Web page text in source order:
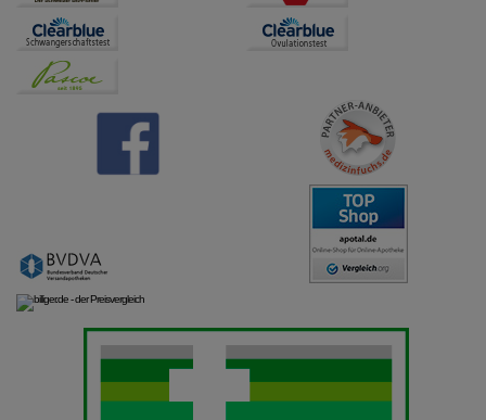
Bitte beachten Sie, dass Daten hierfür teilweise an
Dritte wie z.B. Google oder soziale Medien
übertragen werden.